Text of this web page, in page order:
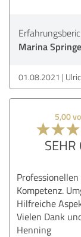
Marina
01.08.2021
5,00
SEHR
Kompetenz.
Hilfreiche
Vielen Dank
Henning